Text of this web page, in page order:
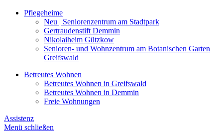
Pflegeheime
Neu | Seniorenzentrum am Stadtpark
Gertraudenstift Demmin
Nikolaiheim Gützkow
Senioren- und Wohnzentrum am Botanischen Garten
Greifswald
Betreutes Wohnen
Betreutes Wohnen in Greifswald
Betreutes Wohnen in Demmin
Freie Wohnungen
Assistenz
Menü schließen